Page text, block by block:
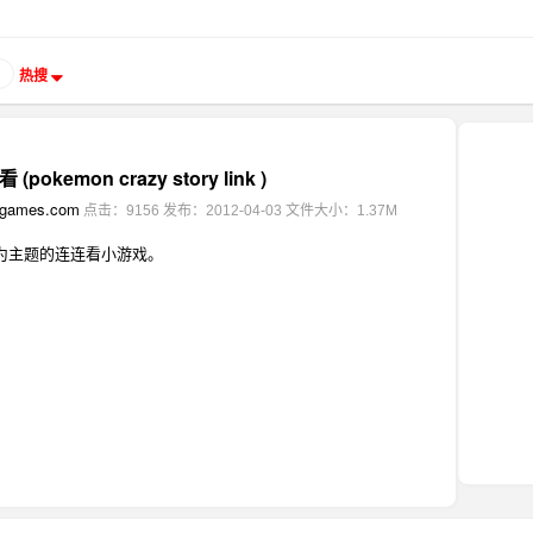
热搜
(pokemon crazy story link )
点击：9156 发布：2012-04-03 文件大小：1.37M
题的连连看小游戏。